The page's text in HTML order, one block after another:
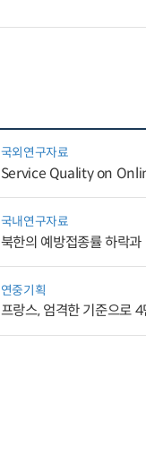
국외연구자료
Service Quality on
국내연구자료
북한의 예방접종률 하락
연중기획
프랑스, 엄격한 기준으로